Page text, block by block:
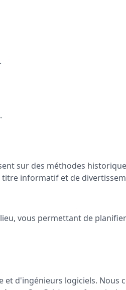
sur des méthodes
informatif et de
vous permettant de
d'ingénieurs logiciels. Nous